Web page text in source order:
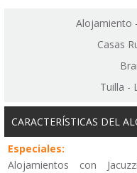
Alojamiento
Casas
Tuilla -
CARACTERÍSTICAS DEL
Especiales:
Alojamientos con